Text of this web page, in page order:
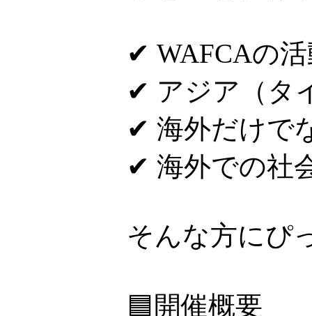
✔ WAFCAの
✔ アジア（タ
✔ 海外だけで
✔ 海外での社
そんな方にぴ
🟦開催概要